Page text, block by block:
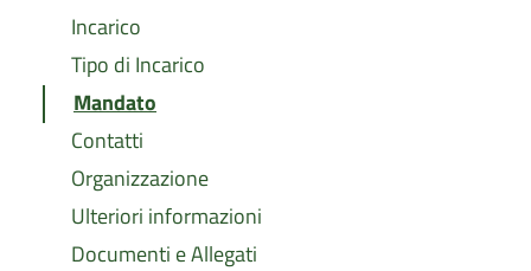
Incarico
Tipo di Incarico
Mandato
Contatti
Organizzazione
Ulteriori informazioni
Documenti e Allegati